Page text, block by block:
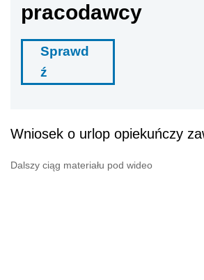
pracodawcy
Sprawd
ź
Wniosek o urlop opiekuńczy
Dalszy ciąg materiału pod wideo